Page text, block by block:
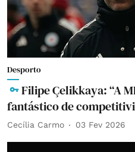
Desporto
Filipe Çelikkaya: “A
fantástico de
Cecília Carmo 03 Fev 2026